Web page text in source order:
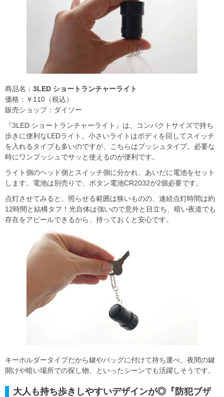
商品名： 3LED ショートランチャーライト
価格：￥110（税込）
販売ショップ：ダイソー
『3LED ショートランチャーライト』は、コンパクトサイズで持ち
歩きに便利なLEDライト。小さいライトはボディを回してスイッチ
を入れるタイプも多いのですが、こちらはプッシュタイプ。必要な
時にワンプッシュでサッと使えるのが便利です。
ライト側のヘッド側とスイッチ側に分かれ、あいだに電池をセット
します。電池は別売りで、ボタン電池CR2032が2個必要です。
点灯させてみると、照らせる範囲は狭いものの、連続点灯時間は約
12時間と結構タフ！光自体は強いので意外と目立ち、暗い夜道でも
存在をアピールできるから、持っておくと安心です。
キーホルダータイプだから鍵やバッグに付けて持ち運べ、夜間の鍵
開けや暗い場所での探し物、といったシーンでも活躍しそうです。
大人も持ち歩きしやすいデザインが◎『防犯ブザ